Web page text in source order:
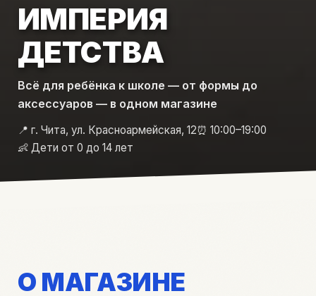
ИМПЕРИЯ
ДЕТСТВА
Всё для ребёнка к школе — от формы до
аксессуаров — в одном магазине
📍 г. Чита, ул. Красноармейская, 12⏰ 10:00–19:00
👶 Дети от 0 до 14 лет
О МАГАЗИНЕ